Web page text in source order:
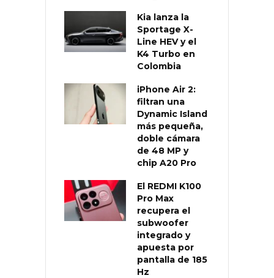
Kia lanza la
Sportage X-
Line HEV y el
K4 Turbo en
Colombia
iPhone Air 2:
filtran una
Dynamic Island
más pequeña,
doble cámara
de 48 MP y
chip A20 Pro
El REDMI K100
Pro Max
recupera el
subwoofer
integrado y
apuesta por
pantalla de 185
Hz